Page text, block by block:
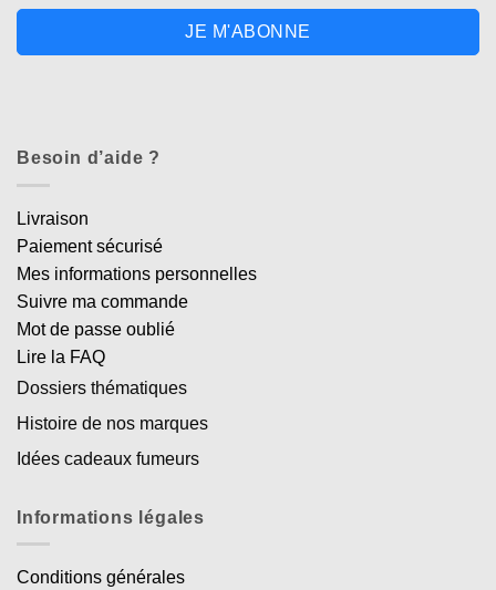
JE M'ABONNE
Besoin d’aide ?
Livraison
Paiement sécurisé
Mes informations personnelles
Suivre ma commande
Mot de passe oublié
Lire la FAQ
Dossiers thématiques
Histoire de nos marques
Idées cadeaux fumeurs
Informations légales
Conditions générales